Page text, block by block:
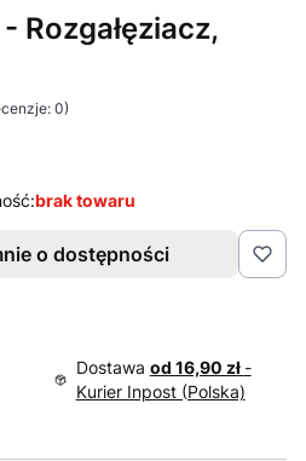
Rozgałęziacz,
0)
brak towaru
o dostępności
Dostawa od 16,90 zł -
Kurier Inpost (Polska)